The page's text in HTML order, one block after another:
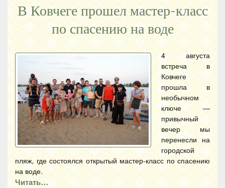
В Ковчеге прошел мастер-класс
по спасению на воде
4 августа
встреча в
Ковчеге
прошла в
необычном
ключе —
привычный
вечер мы
перенесли на
городской
пляж, где состоялся открытый мастер-класс по спасению
на воде.
Читать…